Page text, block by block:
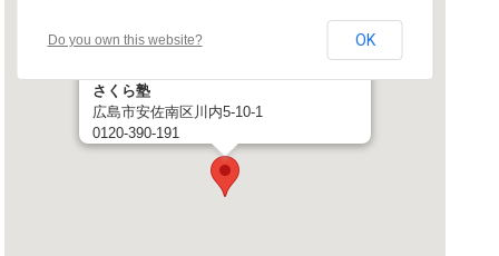
さくら塾
広島市安佐南区川内5-10-1
0120-390-191
Do you own this website? OK